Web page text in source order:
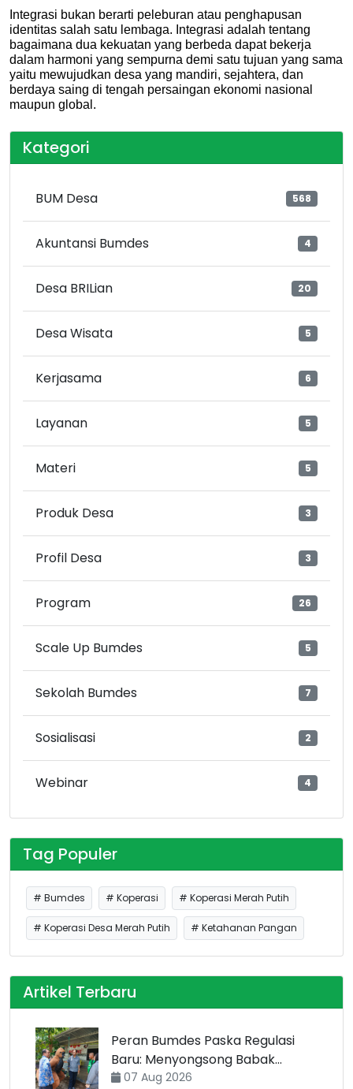
Integrasi bukan berarti peleburan atau penghapusan
identitas salah satu lembaga. Integrasi adalah tentang
bagaimana dua kekuatan yang berbeda dapat bekerja
dalam harmoni yang sempurna demi satu tujuan yang sama
yaitu mewujudkan desa yang mandiri, sejahtera, dan
berdaya saing di tengah persaingan ekonomi nasional
maupun global.
Kategori
BUM Desa 568
Akuntansi Bumdes 4
Desa BRILian 20
Desa Wisata 5
Kerjasama 6
Layanan 5
Materi 5
Produk Desa 3
Profil Desa 3
Program 26
Scale Up Bumdes 5
Sekolah Bumdes 7
Sosialisasi 2
Webinar 4
Tag Populer
# Bumdes # Koperasi # Koperasi Merah Putih
# Koperasi Desa Merah Putih # Ketahanan Pangan
Artikel Terbaru
Peran Bumdes Paska Regulasi
Baru: Menyongsong Babak
Transformasi
07 Aug 2026